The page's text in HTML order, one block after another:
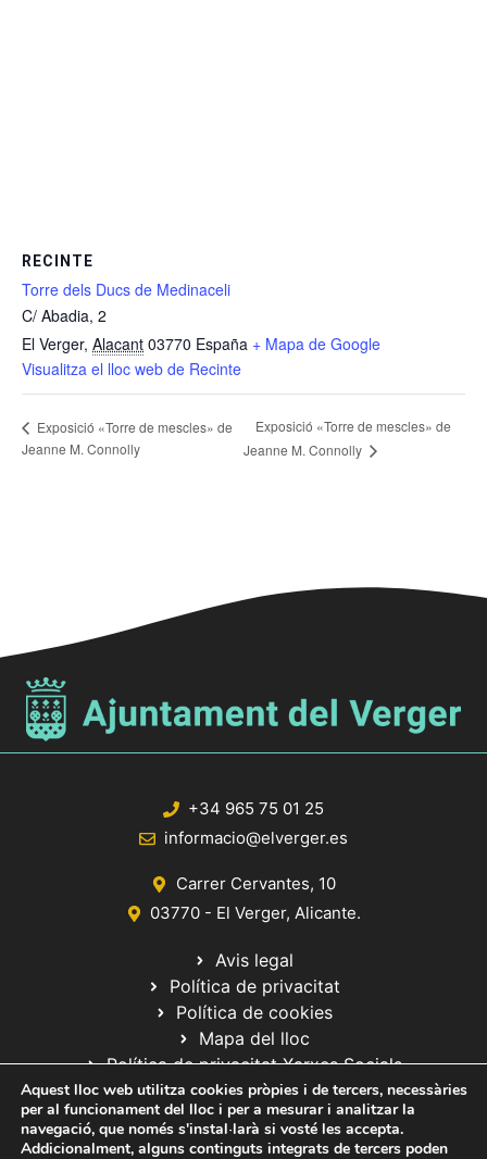
RECINTE
Torre dels Ducs de Medinaceli
C/ Abadia, 2
El Verger, Alacant 03770 España + Mapa de Google
Visualitza el lloc web de Recinte
Exposició «Torre de mescles» de
Jeanne M. Connolly
Exposició «Torre de mescles» de
Jeanne M. Connolly
+34 965 75 01 25
informacio@elverger.es
Carrer Cervantes, 10
03770 - El Verger, Alicante.
Avis legal
Política de privacitat
Política de cookies
Mapa del lloc
Política de privacitat Xarxes Socials
Aquest lloc web utilitza cookies pròpies i de tercers, necessàries
per al funcionament del lloc i per a mesurar i analitzar la
navegació, que només s'instal·larà si vosté les accepta.
Addicionalment, alguns continguts integrats de tercers poden